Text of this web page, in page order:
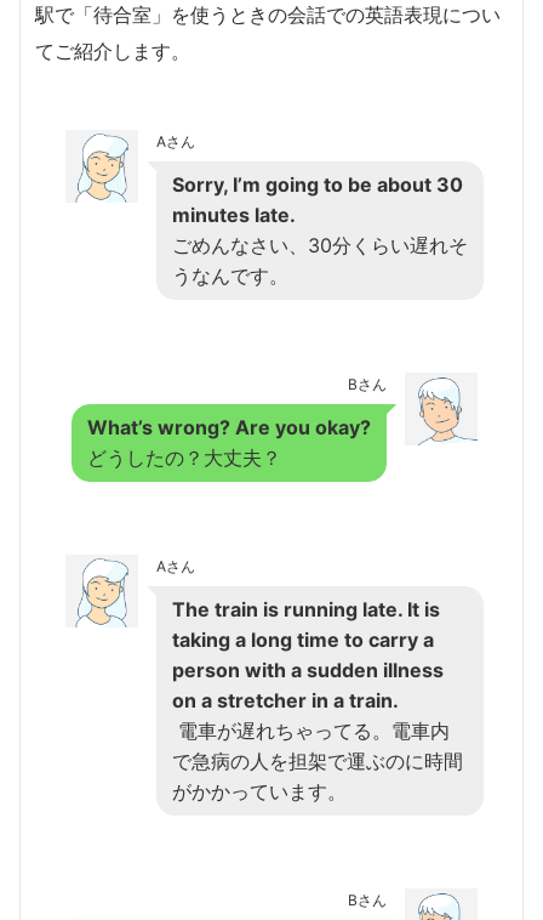
駅で「待合室」を使うときの会話での英語表現につい
てご紹介します。
Aさん
Sorry, I’m going to be about 30
minutes late.
ごめんなさい、30分くらい遅れそ
うなんです。
Bさん
What’s wrong? Are you okay?
どうしたの？大丈夫？
Aさん
The train is running late. It is
taking a long time to carry a
person with a sudden illness
on a stretcher in a train.
電車が遅れちゃってる。電車内
で急病の人を担架で運ぶのに時間
がかかっています。
Bさん